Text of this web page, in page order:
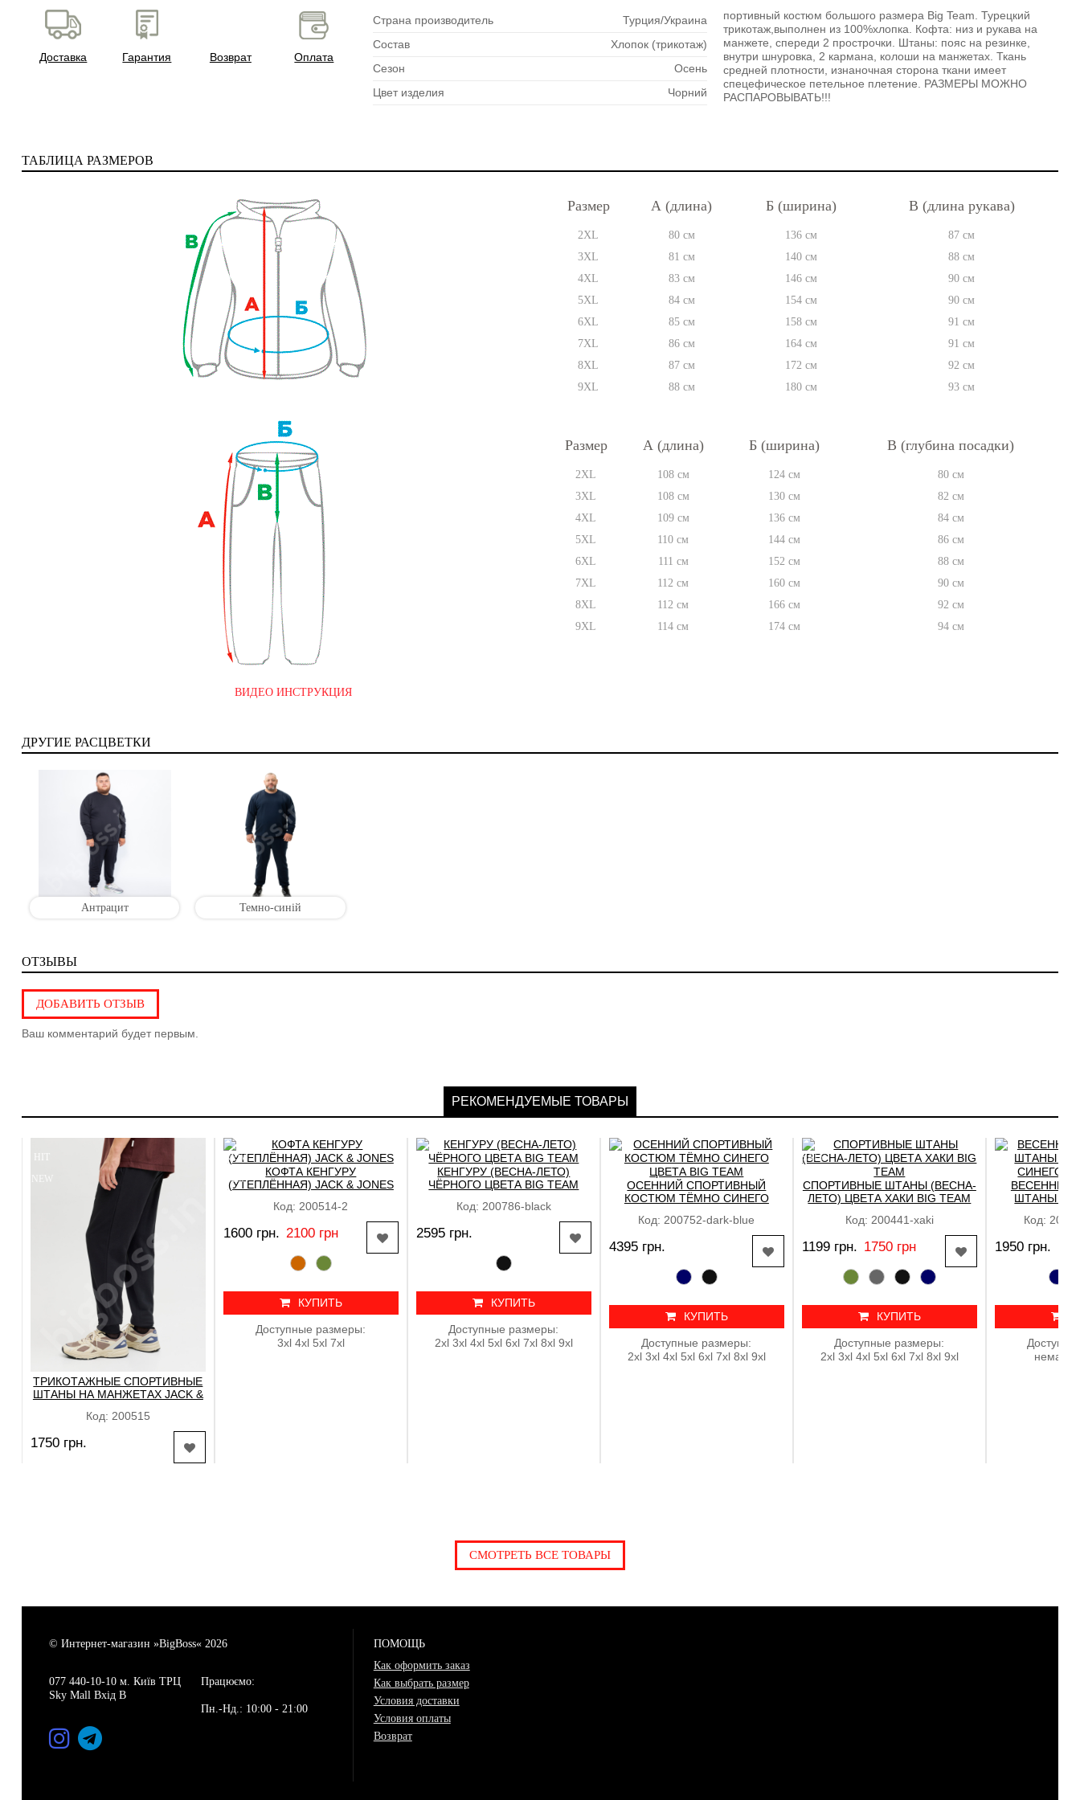
Доставка Гарантия Возврат Оплата
Страна производитель
Турция/Украина
Состав
Хлопок (трикотаж)
Сезон
Осень
Цвет изделия
Чорний
портивный костюм большого размера Big Team. Турецкий
трикотаж,выполнен из 100%хлопка. Кофта: низ и рукава на
манжете, спереди 2 прострочки. Штаны: пояс на резинке,
внутри шнуровка, 2 кармана, колоши на манжетах. Ткань
средней плотности, изнаночная сторона ткани имеет
спецефическое петельное плетение. РАЗМЕРЫ МОЖНО
РАСПАРОВЫВАТЬ!!!
ТАБЛИЦА РАЗМЕРОВ
ВИДЕО ИНСТРУКЦИЯ
Размер А (длина) Б (ширина) В (длина рукава)
2XL 80 см 136 см
87 см
3XL
81 см 140 см
88 см
4XL
83 см 146 см
90 см
5XL
84 см 154 см
90 см
6XL
85 см 158 см
91 см
7XL
86 см 164 см
91 см
8XL
87 см 172 см
92 см
9XL
88 см 180 см 93 см
Размер А (длина) Б (ширина) В (глубина посадки)
2XL 108 см 124 см
80 см
3XL
108 см 130 см
82 см
4XL
109 см 136 см
84 см
5XL
110 см 144 см
86 см
6XL
111 см 152 см
88 см
7XL
112 см 160 см
90 см
8XL
112 см 166 см
92 см
9XL
114 см 174 см 94 см
ДРУГИЕ РАСЦВЕТКИ
Антрацит Темно-синій
ОТЗЫВЫ
ДОБАВИТЬ ОТЗЫВ
Ваш комментарий будет первым.
РЕКОМЕНДУЕМЫЕ ТОВАРЫ
NEW
ТРИКОТАЖНЫЕ СПОРТИВНЫЕ
ШТАНЫ НА МАНЖЕТАХ JACK &
Код: 200515
1750 грн.
NEW
SALE
КОФТА КЕНГУРУ
(УТЕПЛЁННАЯ) JACK & JONES
Код: 200514-2
1600 грн. 2100 грн
КУПИТЬ
Доступные размеры:
3xl 4xl 5xl 7xl
КЕНГУРУ (ВЕСНА-ЛЕТО)
ЧЁРНОГО ЦВЕТА BIG TEAM
Код: 200786-black
2595 грн.
КУПИТЬ
Доступные размеры:
2xl 3xl 4xl 5xl 6xl 7xl 8xl 9xl
ОСЕННИЙ СПОРТИВНЫЙ
КОСТЮМ ТЁМНО СИНЕГО
Код: 200752-dark-blue
4395 грн.
КУПИТЬ
Доступные размеры:
2xl 3xl 4xl 5xl 6xl 7xl 8xl 9xl
SALE
СПОРТИВНЫЕ ШТАНЫ (ВЕСНА-
ЛЕТО) ЦВЕТА ХАКИ BIG TEAM
Код: 200441-xaki
1199 грн. 1750 грн
КУПИТЬ
Доступные размеры:
2xl 3xl 4xl 5xl 6xl 7xl 8xl 9xl
ВЕСЕННИЕ
ШТАНЫ
Код:
1950 грн.
немає в
СМОТРЕТЬ ВСЕ ТОВАРЫ
© Интернет-магазин »BigBoss« 2026
077 440-10-10 м. Київ ТРЦ
Sky Mall Вхід В
Працюємо:
Пн.-Нд.: 10:00 - 21:00
ПОМОЩЬ
Как оформить заказ
Как выбрать размер
Условия доставки
Условия оплаты
Возврат